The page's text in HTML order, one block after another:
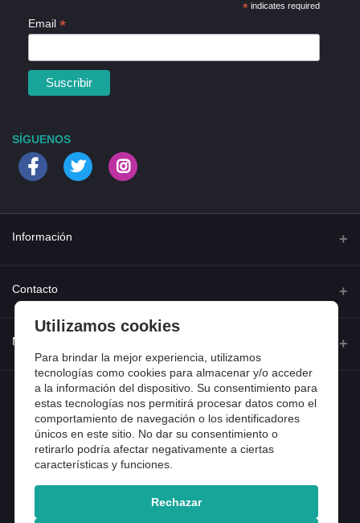
*indicates required
Email *
SÍGUENOS
Información
Quienes somos
Preguntas frecuentes
Entradas de blog
Contacto
Calle Ferraz 42, Madrid
Teléfono
918 13 81 81
Email
info@tiendental.com
Mi cuenta
Iniciar sesión
Historial de pedidos
Mi lista de compra
Copyright 2025 © TienDental productos dentales, S.L..
Utilizamos cookies
Para brindar la mejor experiencia, utilizamos
tecnologías como cookies para almacenar y/o acceder
a la información del dispositivo. Su consentimiento para
estas tecnologías nos permitirá procesar datos como el
comportamiento de navegación o los identificadores
únicos en este sitio. No dar su consentimiento o
retirarlo podría afectar negativamente a ciertas
características y funciones.
Rechazar